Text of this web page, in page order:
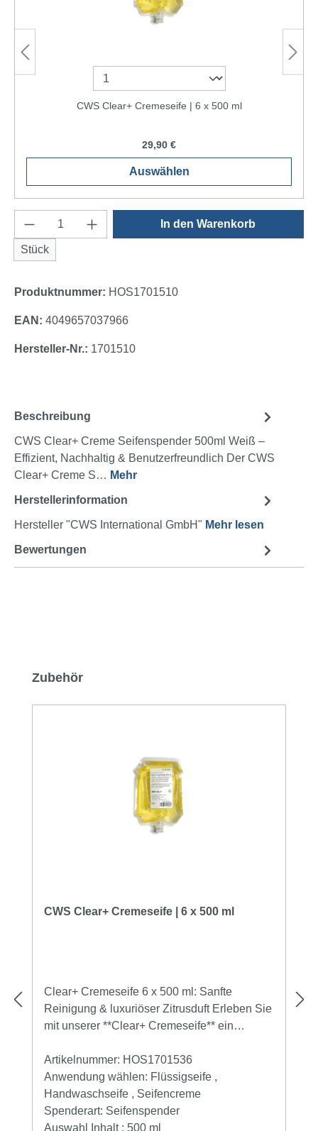
CWS Clear+ Cremeseife | 6 x 500 ml
29,90 €
Auswählen
Produkt Anzahl: Gib den gewünschten
Stück
In den Warenkorb
Produktnummer: HOS1701510
EAN: 4049657037966
Hersteller-Nr.: 1701510
Beschreibung
CWS Clear+ Creme Seifenspender 500ml Weiß –
Effizient, Nachhaltig & Benutzerfreundlich Der CWS
Clear+ Creme S… Mehr
Herstellerinformation
Hersteller "CWS International GmbH" Mehr lesen
Bewertungen
Produktgalerie überspringen
Zubehör
CWS Clear+ Cremeseife | 6 x 500 ml
Clear+ Cremeseife 6 x 500 ml: Sanfte
Reinigung & luxuriöser Zitrusduft Erleben Sie
mit unserer **Clear+ Cremeseife** ein
hinterlässt ein wunderbar **weiches und
sauberes Gefühl** auf der Haut und verwöhnt
Ihre Sinne mit einem **angenehmen
Zitrusduft**. Gönnen Sie sich und Ihren
Händen jeden Tag ein kleines Stück
Artikelnummer: HOS1701536
Anwendung wählen: Flüssigseife ,
Handwaschseife , Seifencreme
Spenderart: Seifenspender
Auswahl Inhalt : 500 ml